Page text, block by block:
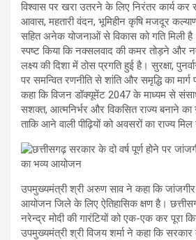
विश्वास पर खरा उतरने के लिए निरंतर कार्य कर
आवास, महतारी वंदन, भूमिहीन कृषि मजदूर
सहित अनेक योजनाओं से विकास को गति मिली
स्पष्ट किया कि नक्सलवाद की कमर तोड़ने और
लक्ष्य की दिशा में ठोस प्रगति हुई है। सुरक्षा,
पर समन्वित रणनीति से शांति और समृद्धि का
कहा कि विजन डॉक्यूमेंट 2047 के माध्यम से
सशक्त, आत्मनिर्भर और विकसित राज्य बनाने का
ताकि आने वाली पीढ़ियों को अवसरों का राज्य
उपमुख्यमंत्री श्री अरुण साव ने कहा कि
आयोजन जिले के लिए ऐतिहासिक क्षण है।
नरेन्द्र मोदी की गारंटियों को एक-एक कर पूरा
उपमुख्यमंत्री श्री विजय शर्मा ने कहा कि